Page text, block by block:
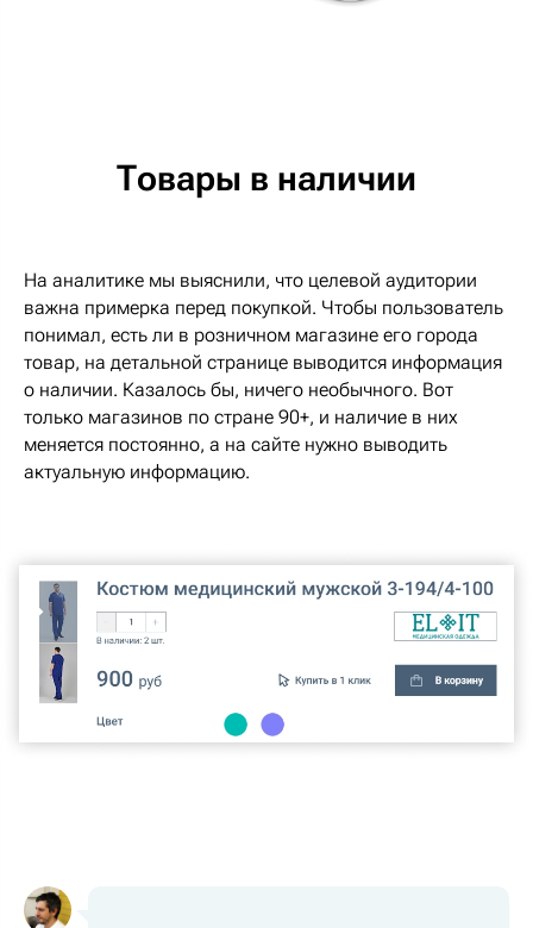
Товары в наличии
На аналитике мы выяснили, что целевой аудитории
важна примерка перед покупкой. Чтобы пользователь
понимал, есть ли в розничном магазине его города
товар, на детальной странице выводится информация
о наличии. Казалось бы, ничего необычного. Вот
только магазинов по стране 90+, и наличие в них
меняется постоянно, а на сайте нужно выводить
актуальную информацию.